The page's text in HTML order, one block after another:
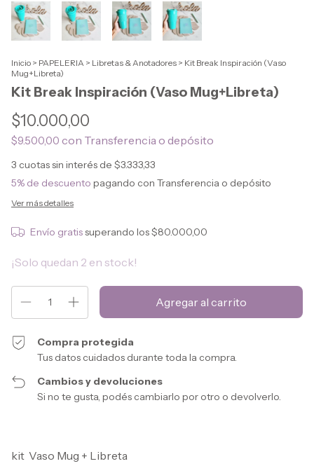
Inicio > PAPELERIA > Libretas & Anotadores > Kit Break Inspiración (Vaso
Mug+Libreta)
Kit Break Inspiración (Vaso Mug+Libreta)
$10.000,00
$9.500,00 con Transferencia o depósito
3 cuotas sin interés de $3.333,33
5% de descuento pagando con Transferencia o depósito
Ver más detalles
Envío gratissuperando los$80.000,00
¡Solo quedan 2 en stock!
Compra protegida
Tus datos cuidados durante toda la compra.
Cambios y devoluciones
Si no te gusta, podés cambiarlo por otro o devolverlo.
kit Vaso Mug + Libreta